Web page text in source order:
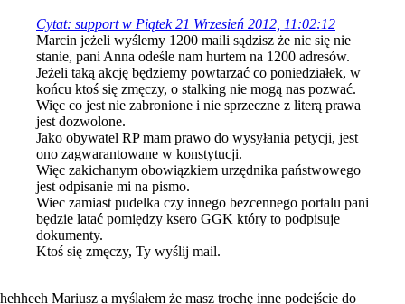
Cytat: support w Piątek 21 Wrzesień 2012, 11:02:12
Marcin jeżeli wyślemy 1200 maili sądzisz że nic się nie
stanie, pani Anna odeśle nam hurtem na 1200 adresów.
Jeżeli taką akcję będziemy powtarzać co poniedziałek, w
końcu ktoś się zmęczy, o stalking nie mogą nas pozwać.
Więc co jest nie zabronione i nie sprzeczne z literą prawa
jest dozwolone.
Jako obywatel RP mam prawo do wysyłania petycji, jest
ono zagwarantowane w konstytucji.
Więc zakichanym obowiązkiem urzędnika państwowego
jest odpisanie mi na pismo.
Wiec zamiast pudelka czy innego bezcennego portalu pani
będzie latać pomiędzy ksero GGK który to podpisuje
dokumenty.
Ktoś się zmęczy, Ty wyślij mail.
hehheeh Mariusz a myślałem że masz trochę inne podejście do